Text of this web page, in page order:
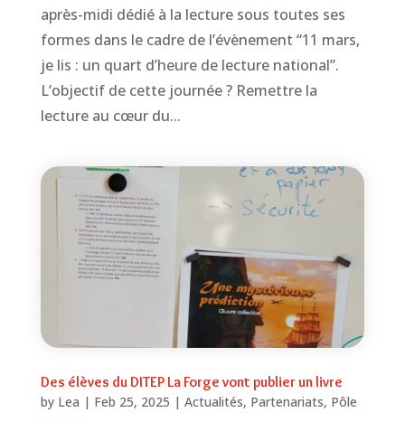
après-midi dédié à la lecture sous toutes ses
formes dans le cadre de l’évènement “11 mars,
je lis : un quart d’heure de lecture national”.
L’objectif de cette journée ? Remettre la
lecture au cœur du...
Des élèves du DITEP La Forge vont publier un livre
by Lea | Feb 25, 2025 | Actualités, Partenariats, Pôle